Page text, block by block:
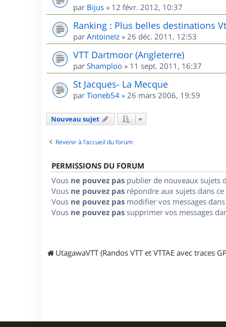
par Bijus » 12 févr. 2012, 10:37
Ranking : Plus belles destinations
par AntoineIz » 26 déc. 2011, 12:53
VTT Dartmoor (Angleterre)
par Shamploo » 11 sept. 2011, 16:37
St Jacques- La Mecque
par Tioneb54 » 26 mars 2006, 19:59
Nouveau sujet
Revenir à l’accueil du forum
PERMISSIONS DU FORUM
Vous ne pouvez pas publier de nouveaux sujets
Vous ne pouvez pas répondre aux sujets dans
Vous ne pouvez pas modifier vos messages
Vous ne pouvez pas supprimer vos messages
UtagawaVTT (Randos VTT et VTTAE avec traces